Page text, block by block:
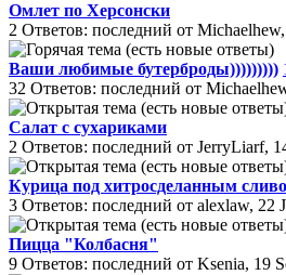
Омлет по Херсонски
2 Ответов: последний от
Ваши любимые бутерброды)))))))))
32 Ответов: последний от
Салат с сухариками
2 Ответов: последний от JerryLiarf,
Курица под хитросделанным
3 Ответов: последний от alexlaw, 22
Пицца "Колбасня"
9 Ответов: последний от Ksenia, 19